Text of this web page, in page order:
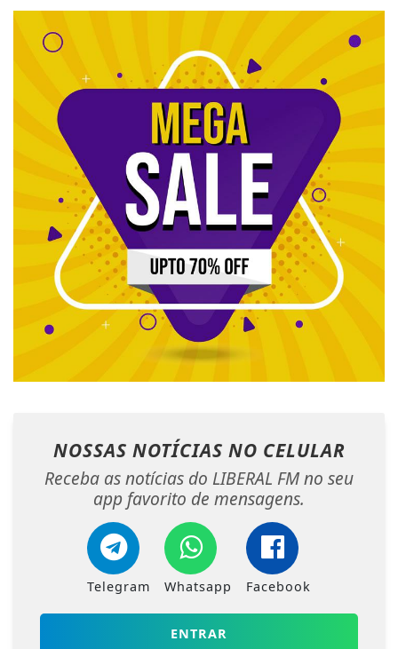
NOSSAS NOTÍCIAS NO CELULAR
Receba as notícias do LIBERAL FM no seu
app favorito de mensagens.
Telegram Whatsapp Facebook
ENTRAR